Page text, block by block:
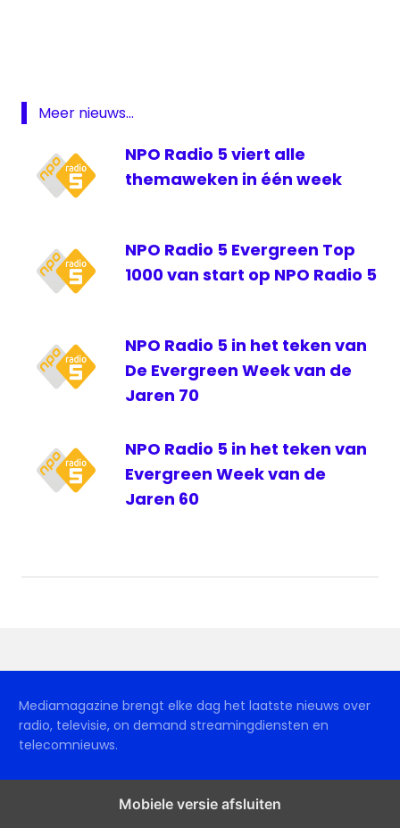
Stemmen
top 1000
Meer nieuws...
NPO Radio 5 viert alle
themaweken in één week
NPO Radio 5 Evergreen Top
1000 van start op NPO Radio 5
NPO Radio 5 in het teken van
De Evergreen Week van de
Jaren 70
NPO Radio 5 in het teken van
Evergreen Week van de
Jaren 60
Mediamagazine brengt elke dag het laatste nieuws over
radio, televisie, on demand streamingdiensten en
telecomnieuws.
Mobiele versie afsluiten